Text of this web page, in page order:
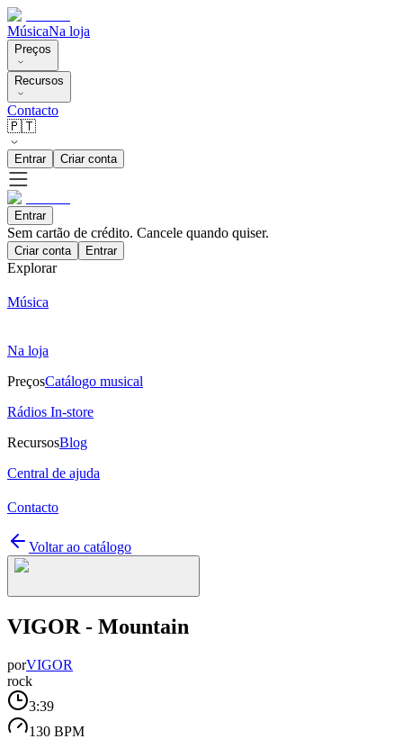
MúsicaNa loja
Preços
Recursos
Contacto
🇵🇹
Entrar Criar conta
Entrar
Sem cartão de crédito. Cancele quando quiser.
Criar conta Entrar
Explorar
Música
Na loja
PreçosCatálogo musical
Rádios In-store
RecursosBlog
Central de ajuda
Contacto
Voltar ao catálogo
VIGOR - Mountain
porVIGOR
rock
3:39
130 BPM